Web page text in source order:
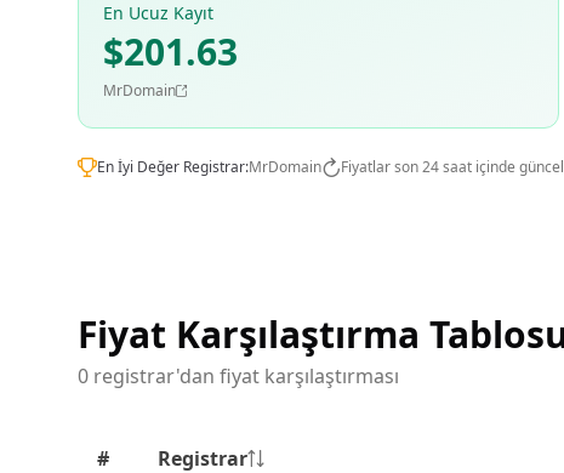
En Ucuz Kayıt
$201.63
MrDomain
En İyi Değer Registrar:MrDomain Fiyatlar son 24 saat içinde
Fiyat Karşılaştırma
0 registrar'dan fiyat karşılaştırması
# Registrar